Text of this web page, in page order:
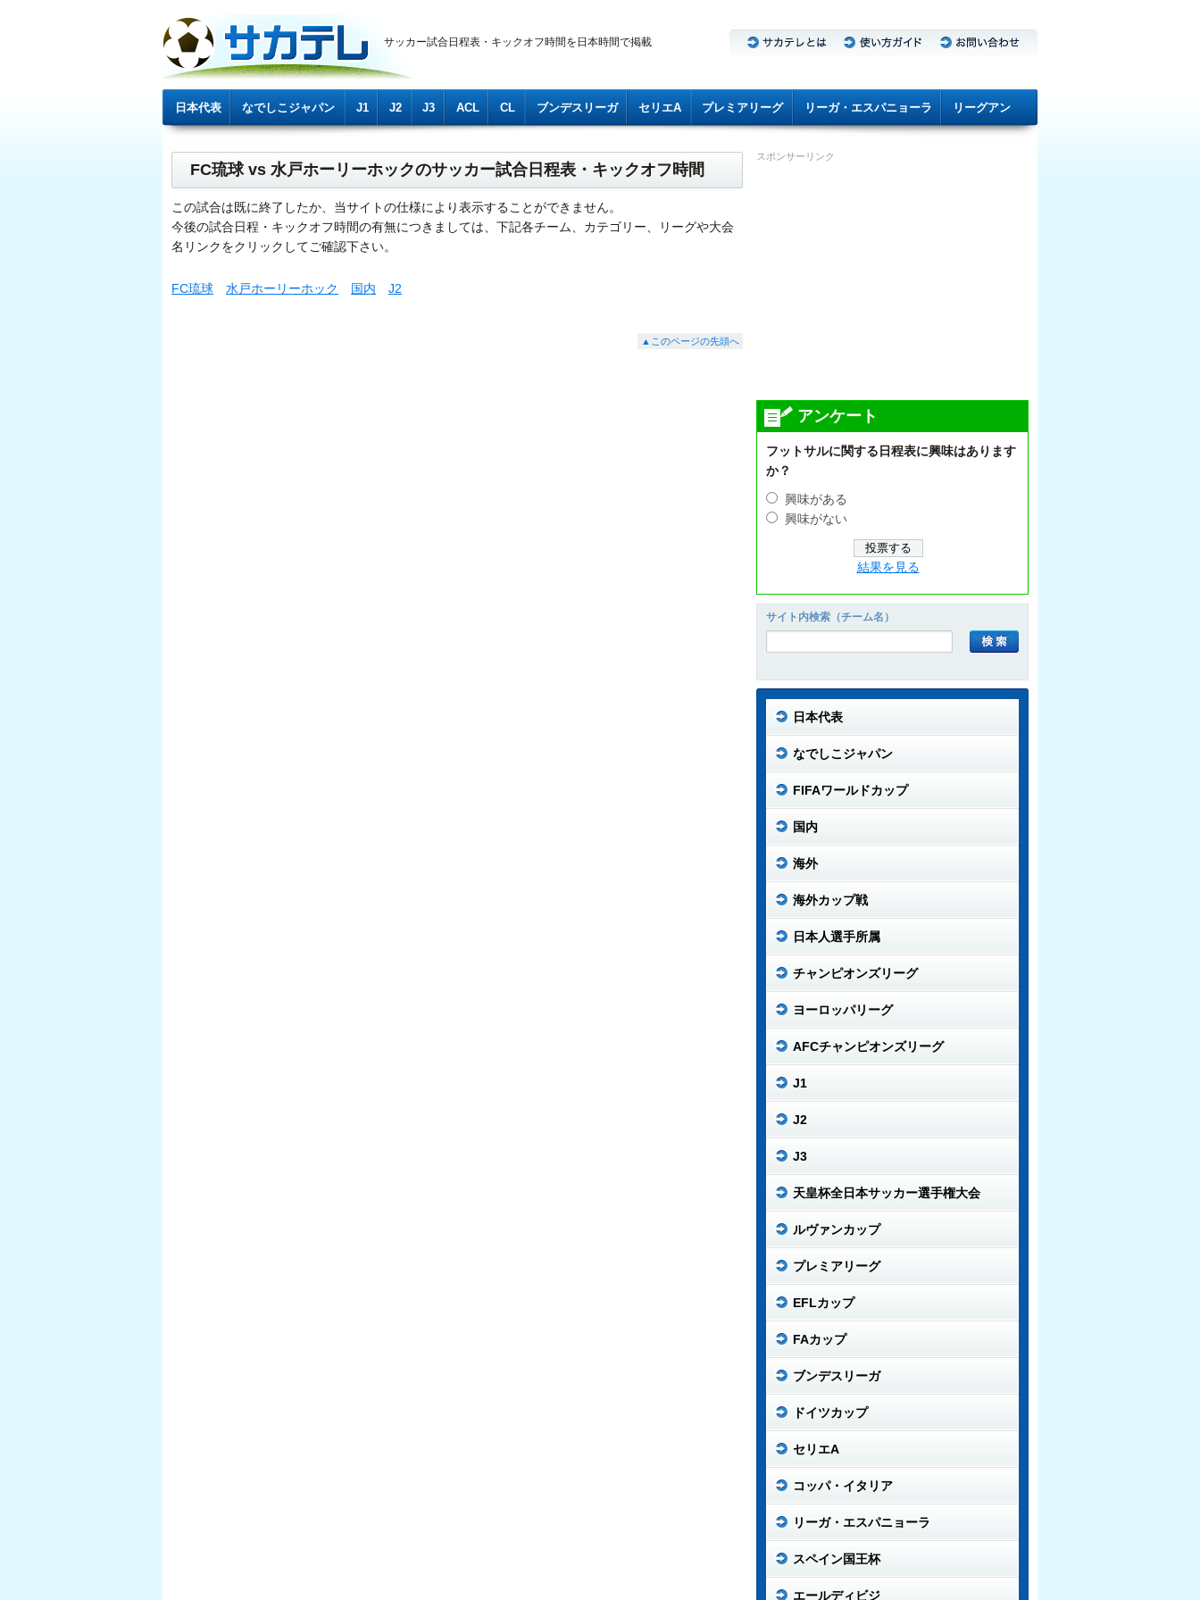
サッカー試合日程表・キックオフ時間を日本時間で掲載
日本代表 なでしこジャパン J1 J2 J3 ACL CL ブンデスリーガ セリエA プレミアリーグ リーガ・エスパニョーラ リーグアン
FC琉球 vs 水戸ホーリーホックのサッカー試合日程表・キックオフ時間
この試合は既に終了したか、当サイトの仕様により表示することができません。
今後の試合日程・キックオフ時間の有無につきましては、下記各チーム、カテゴリー、リーグや大会
名リンクをクリックしてご確認下さい。
FC琉球 水戸ホーリーホック 国内 J2
▲このページの先頭へ
スポンサーリンク
アンケート
フットサルに関する日程表に興味はあります
か？
興味がある
興味がない
結果を見る
サイト内検索（チーム名）
日本代表
なでしこジャパン
FIFAワールドカップ
国内
海外
海外カップ戦
日本人選手所属
チャンピオンズリーグ
ヨーロッパリーグ
AFCチャンピオンズリーグ
J1
J2
J3
天皇杯全日本サッカー選手権大会
ルヴァンカップ
プレミアリーグ
EFLカップ
FAカップ
ブンデスリーガ
ドイツカップ
セリエA
コッパ・イタリア
リーガ・エスパニョーラ
スペイン国王杯
エールディビジ